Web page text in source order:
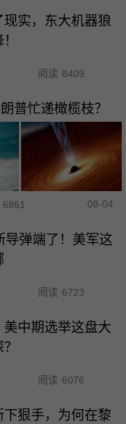
实，东大机器狼
阅读 8409
普忙递橄榄枝？
6861 08-04
导弹端了！美军这
阅读 6723
美中期选举这盘大
阅读 6076
下狠手，为何在黎